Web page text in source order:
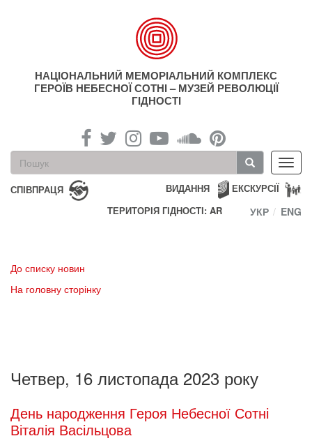
НАЦІОНАЛЬНИЙ МЕМОРІАЛЬНИЙ КОМПЛЕКС
ГЕРОЇВ НЕБЕСНОЇ СОТНІ – МУЗЕЙ РЕВОЛЮЦІЇ
ГІДНОСТІ
Пошукова
форма
Пошук
СПІВПРАЦЯ ЕКСКУРСІЇ
ВИДАННЯ
ТЕРИТОРІЯ ГІДНОСТІ: AR
УКР ENG
До списку новин
На головну сторінку
Четвер, 16 листопада 2023 року
День народження Героя Небесної Сотні
Віталія Васільцова